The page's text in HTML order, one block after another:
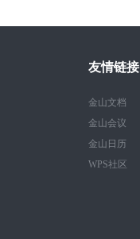
友情链接
金山文档
金山会议
金山日历
WPS社区